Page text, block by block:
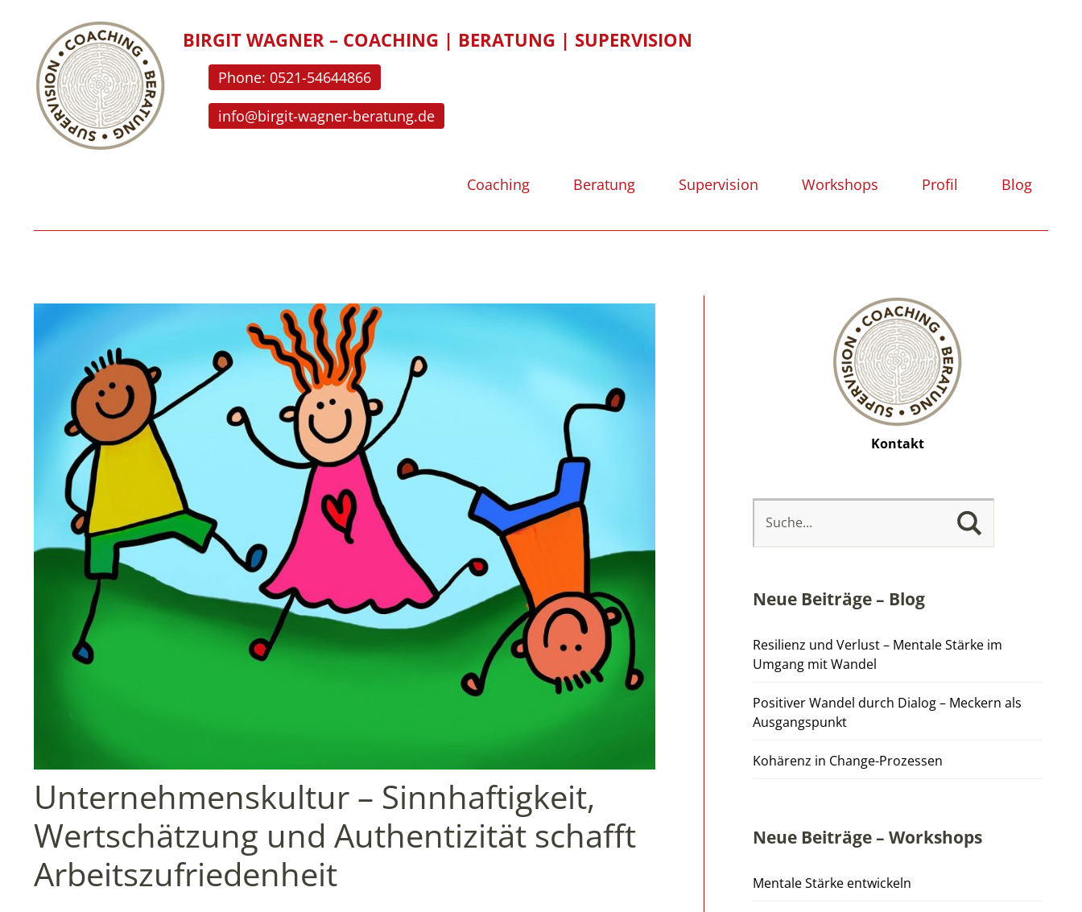
BIRGIT WAGNER – COACHING | BERATUNG | SUPERVISION
Phone: 0521-54644866
info@birgit-wagner-beratung.de
Coaching Beratung Supervision Workshops Profil Blog
Unternehmenskultur – Sinnhaftigkeit,
Wertschätzung und Authentizität schafft
Arbeitszufriedenheit
Kontakt
Neue Beiträge – Blog
Resilienz und Verlust – Mentale Stärke im
Umgang mit Wandel
Positiver Wandel durch Dialog – Meckern als
Ausgangspunkt
Kohärenz in Change-Prozessen
Neue Beiträge – Workshops
Mentale Stärke entwickeln